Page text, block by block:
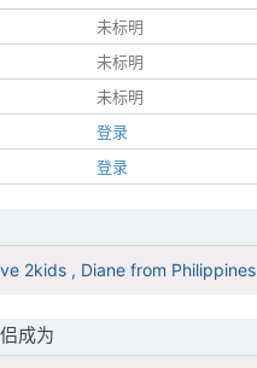
未标明
未标明
未标明
登录
登录
2kids , Diane from Philippines
成为